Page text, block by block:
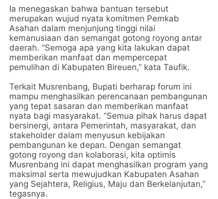
Ia menegaskan bahwa bantuan tersebut
merupakan wujud nyata komitmen Pemkab
Asahan dalam menjunjung tinggi nilai
kemanusiaan dan semangat gotong royong antar
daerah. “Semoga apa yang kita lakukan dapat
memberikan manfaat dan mempercepat
pemulihan di Kabupaten Bireuen,” kata Taufik.
Terkait Musrenbang, Bupati berharap forum ini
mampu menghasilkan perencanaan pembangunan
yang tepat sasaran dan memberikan manfaat
nyata bagi masyarakat. “Semua pihak harus dapat
bersinergi, antara Pemerintah, masyarakat, dan
stakeholder dalam menyusun kebijakan
pembangunan ke depan. Dengan semangat
gotong royong dan kolaborasi, kita optimis
Musrenbang ini dapat menghasilkan program yang
maksimal serta mewujudkan Kabupaten Asahan
yang Sejahtera, Religius, Maju dan Berkelanjutan,”
tegasnya.